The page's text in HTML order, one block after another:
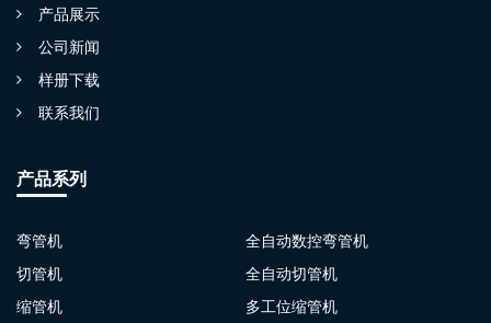
产品展示
公司新闻
样册下载
联系我们
产品系列
弯管机
切管机
缩管机
全自动数控弯管机
全自动切管机
多工位缩管机